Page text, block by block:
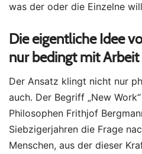
was der oder die Einzelne
Die eigentliche Idee
nur bedingt mit
Der Ansatz klingt nicht nur
auch. Der Begriff „New
Philosophen Frithjof
Siebzigerjahren die Frage
Menschen, aus der dieser